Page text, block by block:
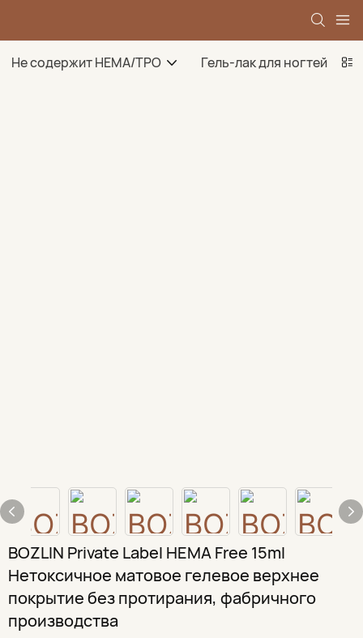
Не содержит HEMA/TPO Гель-лак для ногтей
BOZLIN Private Label HEMA Free 15ml
Нетоксичное матовое гелевое верхнее
покрытие без протирания, фабричного
производства